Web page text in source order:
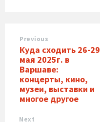
Previous
Куда сходить 26-29
мая 2025г. в
Варшаве:
концерты, кино,
музеи, выставки и
многое другое
Next